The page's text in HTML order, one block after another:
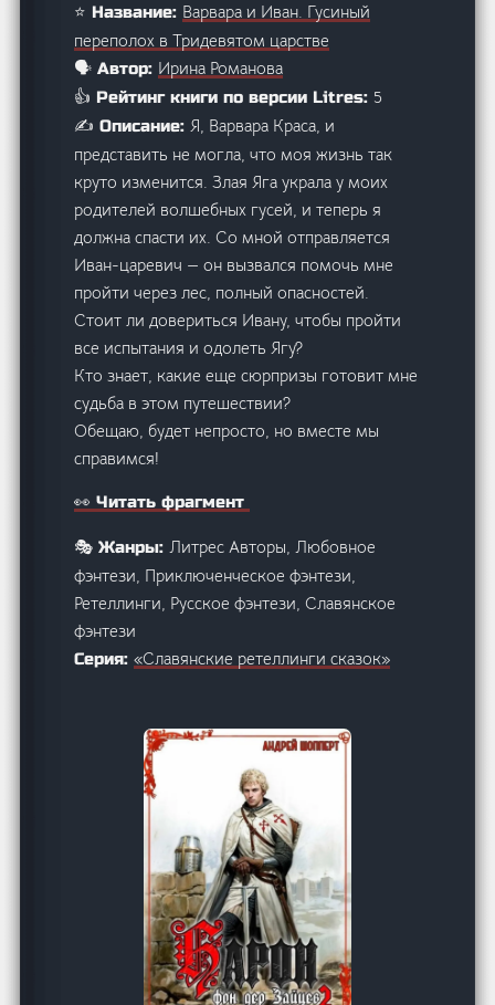
⭐ Название: Варвара и Иван. Гусиный
переполох в Тридевятом царстве
🗣️ Автор: Ирина Романова
👍 Рейтинг книги по версии Litres: 5
✍️ Описание:Я, Варвара Краса, и
представить не могла, что моя жизнь так
круто изменится. Злая Яга украла у моих
родителей волшебных гусей, и теперь я
должна спасти их. Со мной отправляется
Иван-царевич — он вызвался помочь мне
пройти через лес, полный опасностей.
Стоит ли довериться Ивану, чтобы пройти
все испытания и одолеть Ягу?
Кто знает, какие еще сюрпризы готовит мне
судьба в этом путешествии?
Обещаю, будет непросто, но вместе мы
справимся!
👀 Читать фрагмент
🎭 Жанры:Литрес Авторы, Любовное
фэнтези, Приключенческое фэнтези,
Ретеллинги, Русское фэнтези, Славянское
фэнтези
Серия:«Славянские ретеллинги сказок»